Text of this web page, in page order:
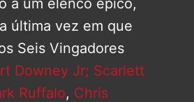
a um elenco épico,
última vez em que
Seis Vingadores
Downey Jr; Scarlett
Ruffalo, Chris